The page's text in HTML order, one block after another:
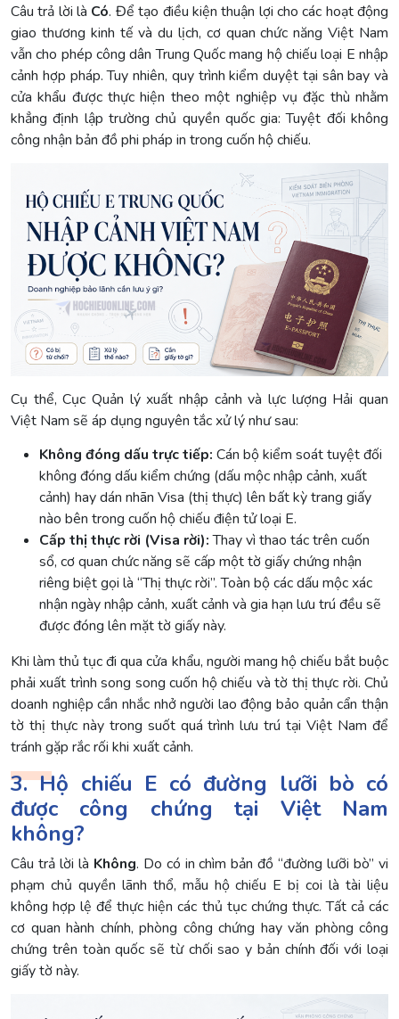
Câu trả lời là Có. Để tạo điều kiện thuận lợi cho các hoạt động
giao thương kinh tế và du lịch, cơ quan chức năng Việt Nam
vẫn cho phép công dân Trung Quốc mang hộ chiếu loại E nhập
cảnh hợp pháp. Tuy nhiên, quy trình kiểm duyệt tại sân bay và
cửa khẩu được thực hiện theo một nghiệp vụ đặc thù nhằm
khẳng định lập trường chủ quyền quốc gia: Tuyệt đối không
công nhận bản đồ phi pháp in trong cuốn hộ chiếu.
Cụ thể, Cục Quản lý xuất nhập cảnh và lực lượng Hải quan
Việt Nam sẽ áp dụng nguyên tắc xử lý như sau:
Không đóng dấu trực tiếp: Cán bộ kiểm soát tuyệt đối
không đóng dấu kiểm chứng (dấu mộc nhập cảnh, xuất
cảnh) hay dán nhãn Visa (thị thực) lên bất kỳ trang giấy
nào bên trong cuốn hộ chiếu điện tử loại E.
Cấp thị thực rời (Visa rời):Thay vì thao tác trên cuốn
sổ, cơ quan chức năng sẽ cấp một tờ giấy chứng nhận
riêng biệt gọi là “Thị thực rời”. Toàn bộ các dấu mộc xác
nhận ngày nhập cảnh, xuất cảnh và gia hạn lưu trú đều sẽ
được đóng lên mặt tờ giấy này.
Khi làm thủ tục đi qua cửa khẩu, người mang hộ chiếu bắt buộc
phải xuất trình song song cuốn hộ chiếu và tờ thị thực rời. Chủ
doanh nghiệp cần nhắc nhở người lao động bảo quản cẩn thận
tờ thị thực này trong suốt quá trình lưu trú tại Việt Nam để
tránh gặp rắc rối khi xuất cảnh.
3. Hộ chiếu E có đường lưỡi bò có
được công chứng tại Việt Nam
không?
Câu trả lời là Không. Do có in chìm bản đồ “đường lưỡi bò” vi
phạm chủ quyền lãnh thổ, mẫu hộ chiếu E bị coi là tài liệu
không hợp lệ để thực hiện các thủ tục chứng thực. Tất cả các
cơ quan hành chính, phòng công chứng hay văn phòng công
chứng trên toàn quốc sẽ từ chối sao y bản chính đối với loại
giấy tờ này.